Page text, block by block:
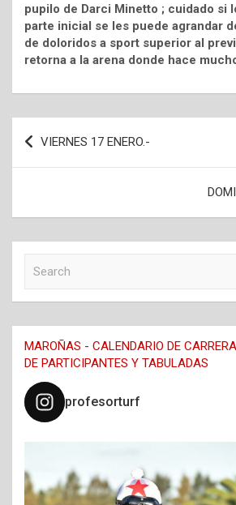
pupilo de Darci Minetto ; cuidado si
parte inicial se les puede agrandar
de doloridos a sport superior al
retorna a la arena donde hace
Navegación
de
VIERNES 17 ENERO.-
c
h
MAROÑAS - CALENDARIO DE
DE PARTICIPANTES Y TABULADAS
profesorturf